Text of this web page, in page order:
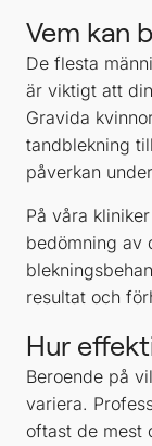
Vem kan
De flesta
är viktigt att
Gravida
tandblekning
påverkan
På våra
bedömning av
resultat och
Hur
Beroende på
variera.
oftast de mest